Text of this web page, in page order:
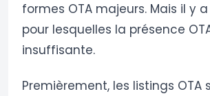
formes OTA majeurs. Mais il y
pour lesquelles la présence
insuffisante.
Premièrement, les listings OTA